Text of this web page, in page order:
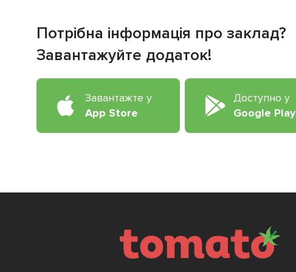
Потрібна інформація про заклад?
Завантажуйте додаток!
Завантажте у
App Store
Доступно у
Google Play